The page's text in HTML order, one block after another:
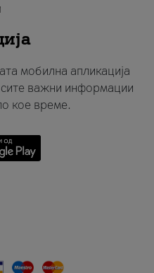
мобилна апликација
важни информации
кое време.